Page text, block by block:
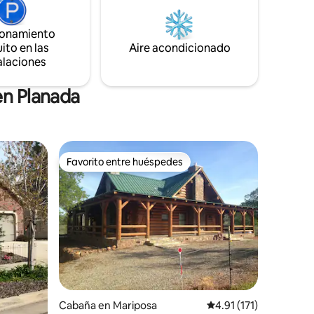
jacuzzi.
única que es diferente cada temporada
en las
Aire acondicionado
Planada
Favorito entre huéspedes
Favorito entre huéspedes
Cabaña en Mariposa Calificación promedio:
4.91 (171)